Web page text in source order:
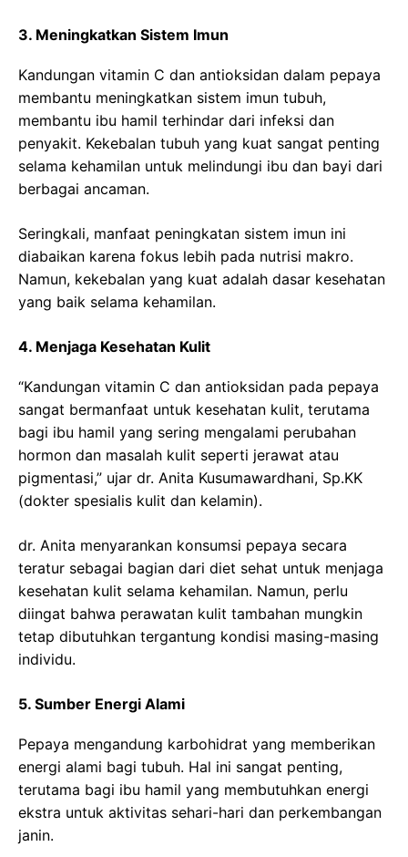
3. Meningkatkan Sistem Imun
Kandungan vitamin C dan antioksidan dalam pepaya
membantu meningkatkan sistem imun tubuh,
membantu ibu hamil terhindar dari infeksi dan
penyakit. Kekebalan tubuh yang kuat sangat penting
selama kehamilan untuk melindungi ibu dan bayi dari
berbagai ancaman.
Seringkali, manfaat peningkatan sistem imun ini
diabaikan karena fokus lebih pada nutrisi makro.
Namun, kekebalan yang kuat adalah dasar kesehatan
yang baik selama kehamilan.
4. Menjaga Kesehatan Kulit
“Kandungan vitamin C dan antioksidan pada pepaya
sangat bermanfaat untuk kesehatan kulit, terutama
bagi ibu hamil yang sering mengalami perubahan
hormon dan masalah kulit seperti jerawat atau
pigmentasi,” ujar dr. Anita Kusumawardhani, Sp.KK
(dokter spesialis kulit dan kelamin).
dr. Anita menyarankan konsumsi pepaya secara
teratur sebagai bagian dari diet sehat untuk menjaga
kesehatan kulit selama kehamilan. Namun, perlu
diingat bahwa perawatan kulit tambahan mungkin
tetap dibutuhkan tergantung kondisi masing-masing
individu.
5. Sumber Energi Alami
Pepaya mengandung karbohidrat yang memberikan
energi alami bagi tubuh. Hal ini sangat penting,
terutama bagi ibu hamil yang membutuhkan energi
ekstra untuk aktivitas sehari-hari dan perkembangan
janin.